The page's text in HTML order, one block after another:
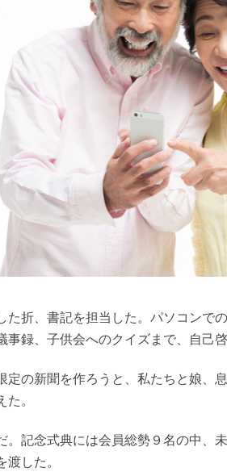
た折、書記を担当した。パソコンで
事録、子供会へのクイズまで、自己
定の新聞を作ろうと、私たちと娘、
。
。記念式典には会員総勢９名の中、
渡した。